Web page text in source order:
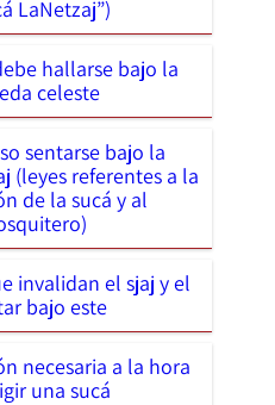
LaNetzaj”)
hallarse bajo la
celeste
sentarse bajo la
(leyes referentes a la
de la sucá y al
invalidan el sjaj y el
bajo este
necesaria a la hora
una sucá